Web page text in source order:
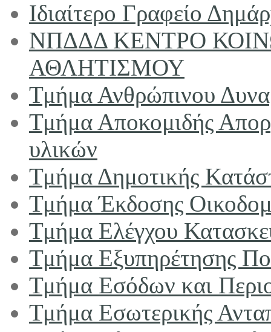
Ιδιαίτερο Γραφείο
ΝΠΔΔΔ ΚΕΝΤΡΟ
ΑΘΛΗΤΙΣΜΟΥ
Τμήμα Ανθρώπινου
Τμήμα Αποκομιδής
υλικών
Τμήμα Δημοτικής
Τμήμα Έκδοσης
Τμήμα Ελέγχου
Τμήμα Εξυπηρέτησης
Τμήμα Εσόδων και
Τμήμα Εσωτερικής